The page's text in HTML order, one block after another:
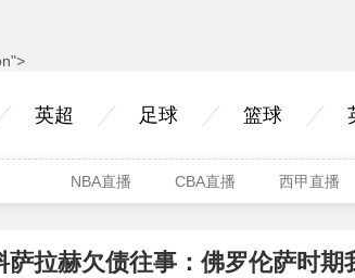
英超 足球 篮球
NBA直播 CBA直播 西甲直播
萨拉赫欠债往事：佛罗伦萨时期